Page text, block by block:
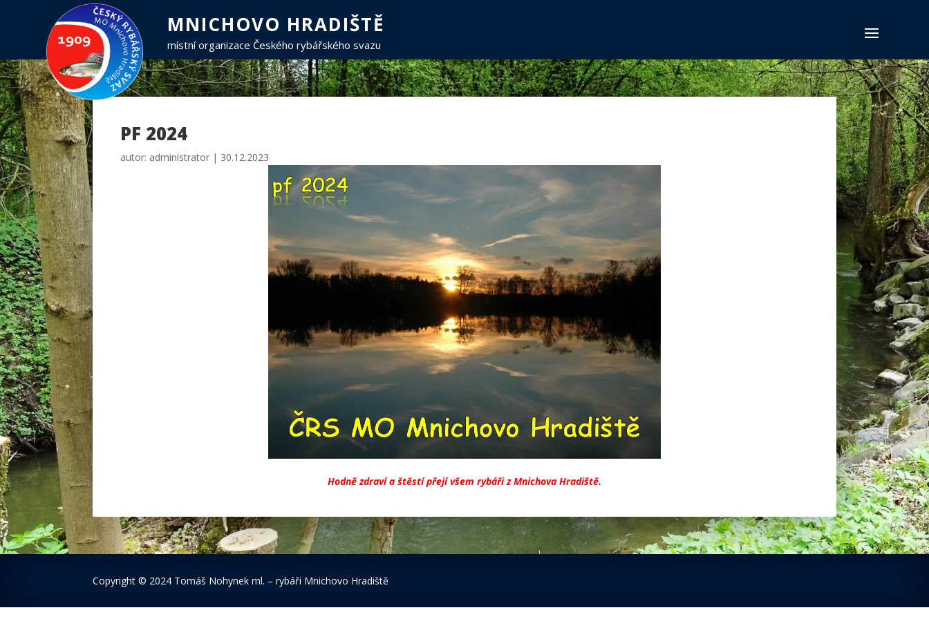
MNICHOVO HRADIŠTĚ
místní organizace Českého rybářského svazu
PF 2024
autor: administrator | 30.12.2023
Hodně zdraví a štěstí přejí všem rybáři z Mnichova Hradiště.
Copyright© 2024 Tomáš Nohynek ml. – rybáři Mnichovo Hradiště